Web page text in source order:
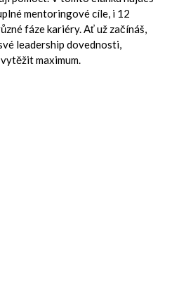
mentoringové cíle, i 12
fáze kariéry. Ať už začínáš,
leadership dovednosti,
maximum.